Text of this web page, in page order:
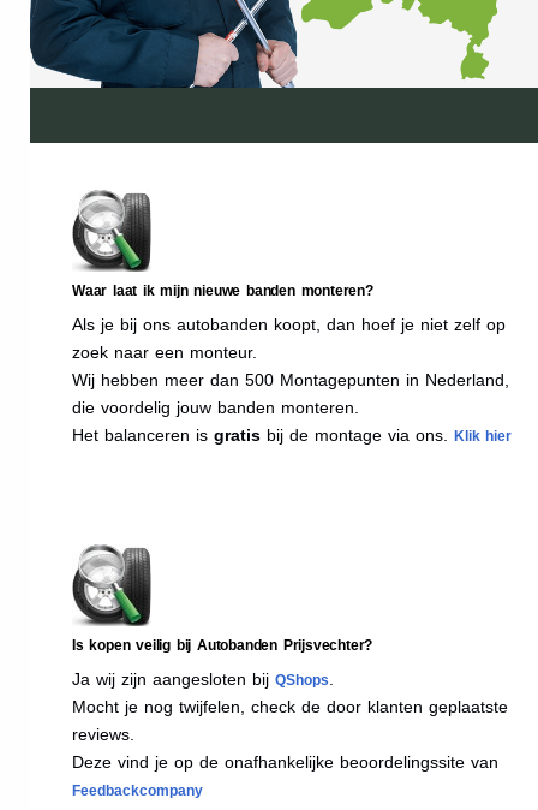
Waar laat ik mijn nieuwe banden monteren?
Als je bij ons autobanden koopt, dan hoef je niet zelf op
zoek naar een monteur.
Wij hebben meer dan 500 Montagepunten in Nederland,
die voordelig jouw banden monteren.
Het balanceren is gratis bij de montage via ons. Klik hier
Is kopen veilig bij Autobanden Prijsvechter?
Ja wij zijn aangesloten bij QShops
Mocht je nog twijfelen, check de door klanten geplaatste
reviews.
Deze vind je op de onafhankelijke beoordelingssite van
Feedbackcompany